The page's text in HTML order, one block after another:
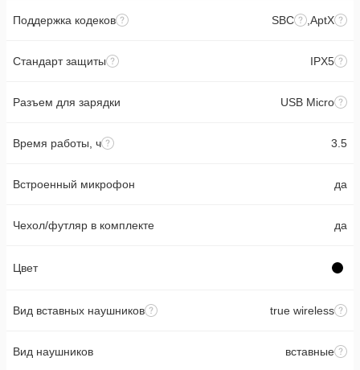
Поддержка кодеков SBC ,AptX
Стандарт защиты IPX5
Разъем для зарядки USB Micro
Время работы, ч 3.5
Встроенный микрофон да
Чехол/футляр в комплекте да
Цвет
Вид вставных наушников true wireless
Вид наушников вставные